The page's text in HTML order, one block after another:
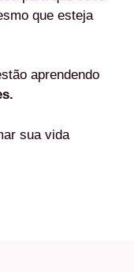
que esteja
aprendendo
sua vida